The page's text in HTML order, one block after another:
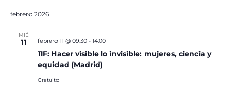
febrero 2026
MIÉ
11
11F: Hacer visible lo invisible: mujeres, ciencia y
equidad (Madrid)
febrero 11 @ 09:30- 14:00
Gratuito